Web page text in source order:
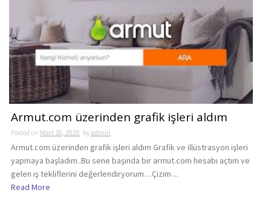
Armut.com üzerinden grafik işleri aldım
Posted on Mart 16, 2020 byadmin
Armut.com üzerinden grafik işleri aldım Grafik ve illüstrasyon işleri
yapmaya başladım..Bu sene başında bir armut.com hesabı açtım ve
gelen iş tekliflerini değerlendiryorum…Çizim ...
Read More